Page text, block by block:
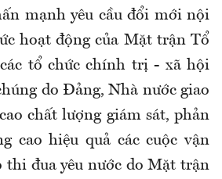
mạnh yêu cầu đổi mới nội
hoạt động của Mặt trận Tổ
tổ chức chính trị - xã hội
do Đảng, Nhà nước giao
chất lượng giám sát, phản
cao hiệu quả các cuộc vận
thi đua yêu nước do Mặt trận